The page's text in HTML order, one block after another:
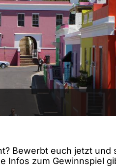
Bewerbt euch jetzt und
Infos zum Gewinnspiel